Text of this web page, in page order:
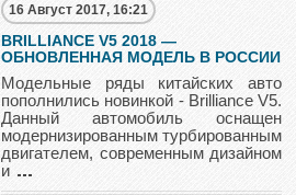
Zotye
16 Август 2017, 16:21
BRILLIANCE V5 2018 —
ОБНОВЛЕННАЯ МОДЕЛЬ В РОССИИ
Модельные ряды китайских авто
пополнились новинкой - Brilliance V5.
Данный автомобиль оснащен
модернизированным турбированным
двигателем, современным дизайном
и